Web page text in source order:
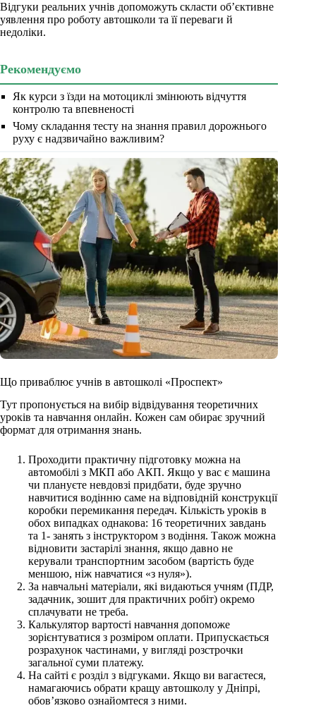
Відгуки реальних учнів допоможуть скласти об’єктивне
уявлення про роботу автошколи та її переваги й
недоліки.
Рекомендуємо
Як курси з їзди на мотоциклі змінюють відчуття
контролю та впевненості
Чому складання тесту на знання правил дорожнього
руху є надзвичайно важливим?
Що приваблює учнів в автошколі «Проспект»
Тут пропонується на вибір відвідування теоретичних
уроків та навчання онлайн. Кожен сам обирає зручний
формат для отримання знань.
Проходити практичну підготовку можна на
автомобілі з МКП або АКП. Якщо у вас є машина
чи плануєте невдовзі придбати, буде зручно
навчитися водінню саме на відповідній конструкції
коробки перемикання передач. Кількість уроків в
обох випадках однакова: 16 теоретичних завдань
та 1- занять з інструктором з водіння. Також можна
відновити застарілі знання, якщо давно не
керували транспортним засобом (вартість буде
меншою, ніж навчатися «з нуля»).
За навчальні матеріали, які видаються учням (ПДР,
задачник, зошит для практичних робіт) окремо
сплачувати не треба.
Калькулятор вартості навчання допоможе
зорієнтуватися з розміром оплати. Припускається
розрахунок частинами, у вигляді розстрочки
загальної суми платежу.
На сайті є розділ з відгуками. Якщо ви вагаєтеся,
намагаючись обрати кращу автошколу у Дніпрі,
обов’язково ознайомтеся з ними.